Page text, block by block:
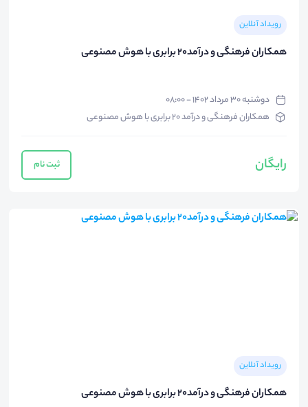
رویداد آنلاین
همکاران فرهنگی و درآمد20 برابری با هوش مصنوعی
دوشنبه ۳۰ مرداد ۱۴۰۲ - ۰۸:۰۰
همکاران فرهنگی و درآمد 20 برابری با هوش مصنوعی
رایگان ثبت نام
رویداد آنلاین
همکاران فرهنگی و درآمد20 برابری با هوش مصنوعی